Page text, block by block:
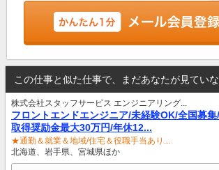
この仕事と似た仕事で、まだあなたが見てい
株式会社スタッフサービス エンジニアリング...
フロントエンドエンジニア/未経験OK/全国募
取得奨励金最大30万円/年休12...
★通勤＆就業＆地域/住宅＆役職手当あり...
北海道、岩手県、宮城県ほか